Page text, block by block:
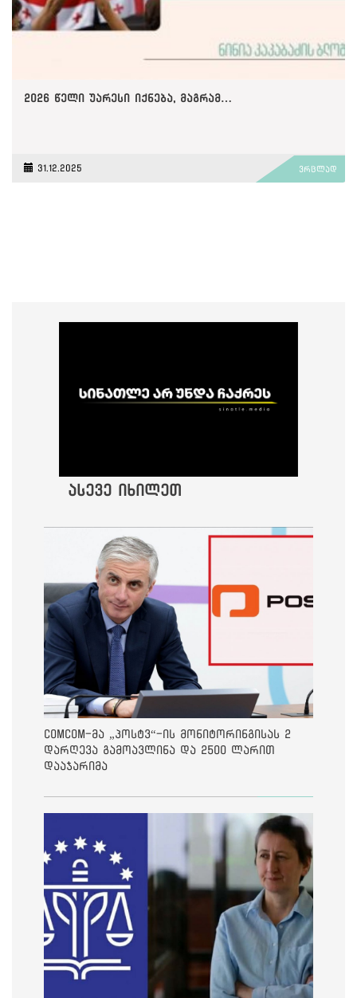
2026 წელი უარესი იქნება, მაგრამ…
31.12.2025 ვრცლად
ასევე იხილეთ
ComCom-მა „პოსტვ“-ის მონიტორინგისას 2
დარღევა გამოავლინა და 2500 ლარით
დააჯარიმა